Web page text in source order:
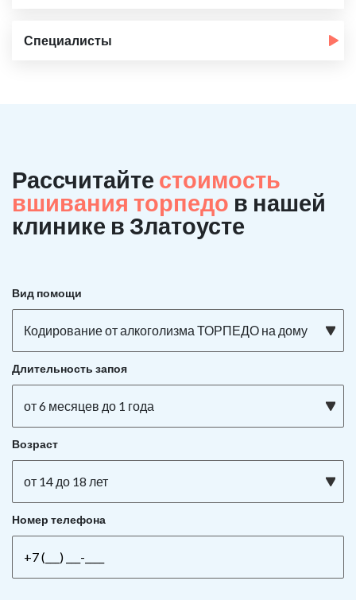
Специалисты
Рассчитайте стоимость
вшивания торпедо в нашей
клинике в Златоусте
Вид помощи
Кодирование от алкоголизма ТОРПЕДО на дому
Длительность запоя
от 6 месяцев до 1 года
Возраст
от 14 до 18 лет
Номер телефона